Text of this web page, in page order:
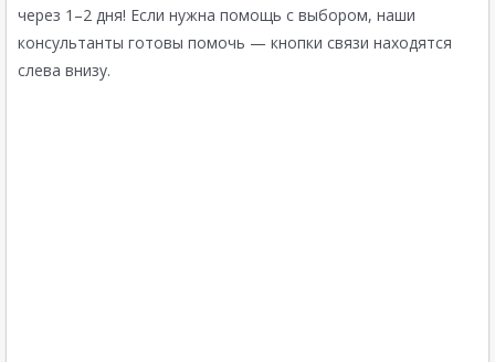
через 1–2 дня! Если нужна помощь с выбором, наши
консультанты готовы помочь — кнопки связи находятся
слева внизу.